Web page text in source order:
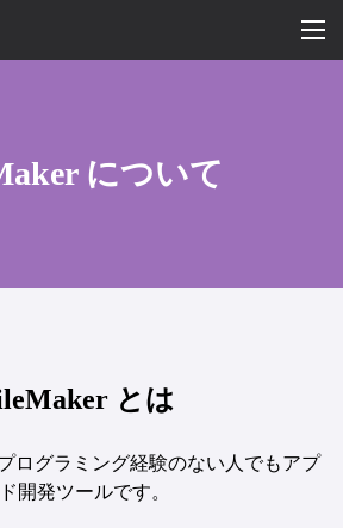
について
とは
ログラミング経験のない人でもアプ
開発ツールです。